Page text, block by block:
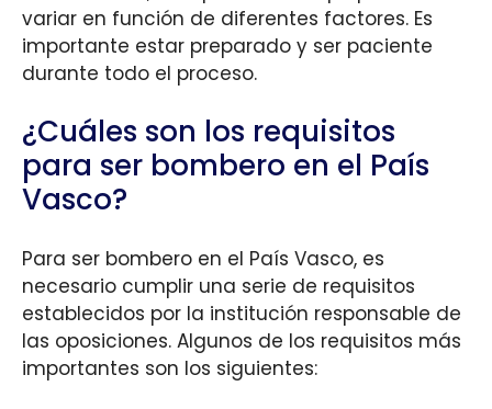
variar en función de diferentes factores. Es
importante estar preparado y ser paciente
durante todo el proceso.
¿Cuáles son los requisitos
para ser bombero en el País
Vasco?
Para ser bombero en el País Vasco, es
necesario cumplir una serie de requisitos
establecidos por la institución responsable de
las oposiciones. Algunos de los requisitos más
importantes son los siguientes: